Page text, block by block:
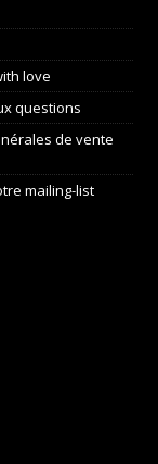
love
questions
de vente
mailing-list